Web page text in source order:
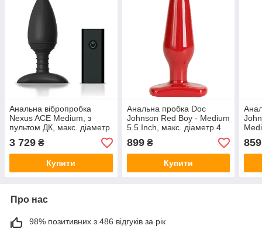
Анальна вібропробка
Nexus ACE Medium, з
пультом ДК, макс. діаметр
4см
3 729 ₴
Купити
Анальна пробка Doc
Johnson Red Boy - Medium
5.5 Inch, макс. діаметр 4
см
899₴
Купити
859
Про нас
98% позитивних з 486 відгуків за рік